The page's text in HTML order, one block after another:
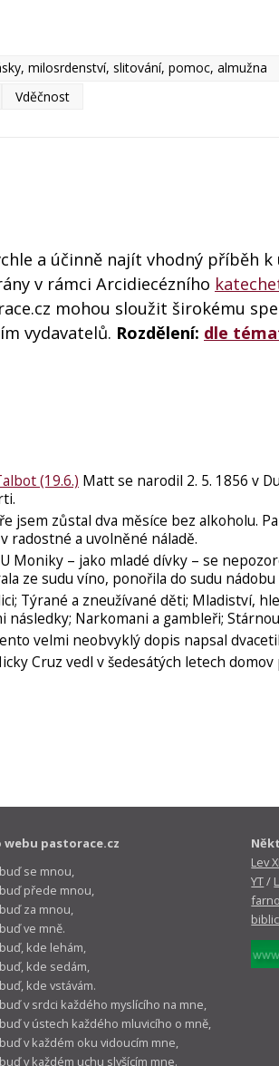
milosrdenství, slitování, pomoc, almužna
Vděčnost
a účinně najít vhodný příběh
v rámci Arcidiecézního
mohou sloužit širokému
vydavatelů. Rozdělení: dle
(19.6.) Matt se narodil 2. 5. 1856 v
jsem zůstal dva měsíce bez alkoholu.
radostné a uvolněné náladě.
U Moniky – jako mladé dívky – se
ze sudu víno, ponořila do sudu
Týrané a zneužívané děti; Mladiství,
Narkomani a gambleři;
velmi neobvyklý dopis napsal
Cruz vedl v šedesátých letech
pastorace.cz
se mnou,
přede mnou,
za mnou,
ve mně.
kde lehám,
kde sedám,
kde vstávám.
v srdci každého myslícího na mne,
v ústech každého mluvicího o mně,
v každém oku vidoucím mne,
v každém uchu slyšícím mne.
Lev
YT/